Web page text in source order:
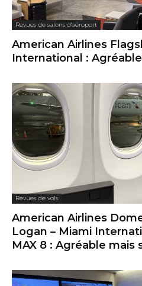
Revues de salons d'aéroport
American Airlines
International : Agréable
Revues de vols
American Airlines
Logan – Miami
MAX 8 : Agréable mais